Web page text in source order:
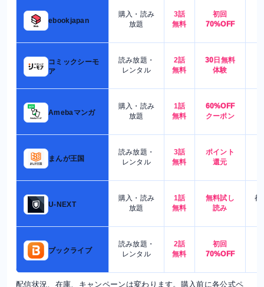
ebookjapan
購入・読み
放題
3話
無料
初回
70%OFF
コミックシーモ
ア
読み放題・
レンタル
2話
無料
30日無料
体験
Amebaマンガ
購入・読み
放題
1話
無料
60%OFF
クーポン
まんが王国
読み放題・
レンタル
3話
無料
ポイント
還元
U-NEXT
購入・読み
放題
1話
無料
無料試し
読み
都
ブックライブ
読み放題・
レンタル
2話
無料
初回
70%OFF
配信状況、在庫、キャンペーンは変わります。購入前に各公式ペ